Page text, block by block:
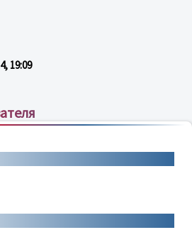
19:09